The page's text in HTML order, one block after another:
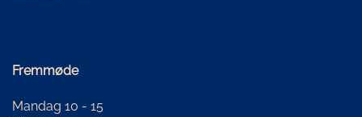
Fremmøde
Mandag 10 - 15